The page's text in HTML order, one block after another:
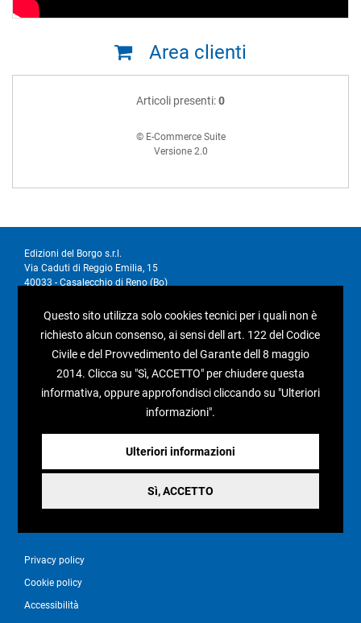
Area clienti
Articoli presenti:0
© E-Commerce Suite
Versione 2.0
Edizioni del Borgo s.r.l.
Via Caduti di Reggio Emilia, 15
40033 - Casalecchio di Reno (Bo)
P.IVA 01876071208
I nostri social
Condizioni generali di vendita
Pagamenti e spedizioni
Recesso
Privacy policy
Cookie policy
Accessibilità
Questo sito utilizza solo cookies tecnici per i quali non è
richiesto alcun consenso, ai sensi dell art. 122 del Codice
Civile e del Provvedimento del Garante dell 8 maggio
2014. Clicca su "Sì, ACCETTO" per chiudere questa
informativa, oppure approfondisci cliccando su "Ulteriori
informazioni".
Ulteriori informazioni
Sì, ACCETTO